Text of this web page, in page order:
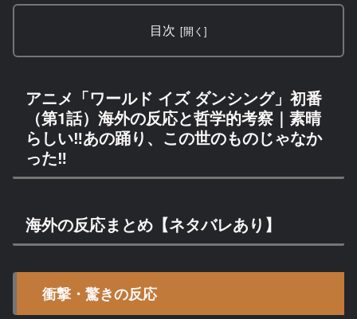
目次
アニメ「ワールド イズ ダンシング」初番
（第1話）海外の反応と哲学的考察｜素晴
らしい‼あの踊り、この世のものじゃなか
った‼
海外の反応まとめ【ネタバレあり】
衝撃・驚きの反応